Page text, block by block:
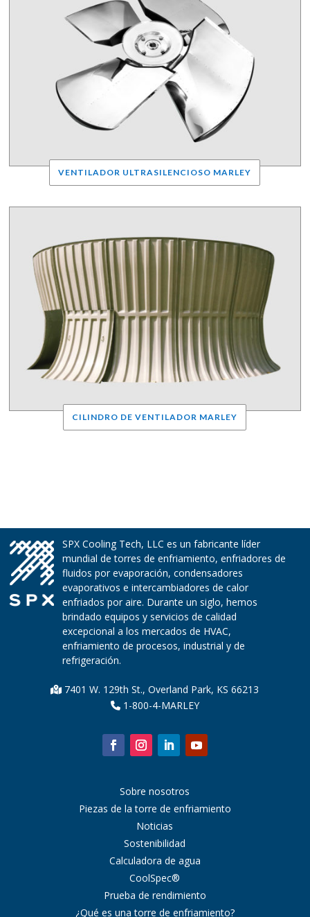
VENTILADOR ULTRASILENCIOSO MARLEY
CILINDRO DE VENTILADOR MARLEY
SPX Cooling Tech, LLC es un fabricante líder
mundial de torres de enfriamiento, enfriadores de
fluidos por evaporación, condensadores
evaporativos e intercambiadores de calor
enfriados por aire. Durante un siglo, hemos
brindado equipos y servicios de calidad
excepcional a los mercados de HVAC,
enfriamiento de procesos, industrial y de
refrigeración.
7401 W. 129th St., Overland Park, KS 66213
1-800-4-MARLEY
Sobre nosotros
Piezas de la torre de enfriamiento
Noticias
Sostenibilidad
Calculadora de agua
CoolSpec®
Prueba de rendimiento
¿Qué es una torre de enfriamiento?